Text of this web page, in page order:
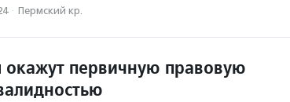
· Пермский кр.
окажут первичную правовую